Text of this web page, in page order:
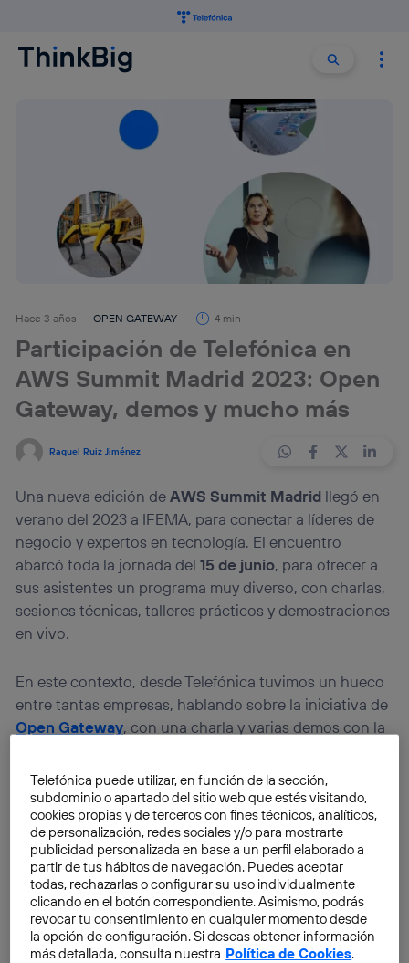
Buscar
Hace 3 años OPEN GATEWAY 4 min
Participación de Telefónica en
AWS Summit Madrid 2023: Open
Gateway, demos y mucho más
Raquel Ruiz Jiménez
Una nueva edición deAWS Summit Madrid llegó en
verano del 2023 a IFEMA, para conectar a líderes de
negocio y expertos en tecnología. El encuentro
abarcó toda la jornada del 15 de junio, para ofrecer a
sus asistentes un programa muy diverso, con charlas,
sesiones técnicas, talleres prácticos y demostraciones
en vivo.
En este contexto, desde Telefónica tuvimos un hueco
entre tantas empresas, hablando sobre la iniciativa de
Open Gateway, con una charla y varias demos con la
Telefónica puede utilizar, en función de la sección,
subdominio o apartado del sitio web que estés visitando,
cookies propias y de terceros con fines técnicos, analíticos,
de personalización, redes sociales y/o para mostrarte
publicidad personalizada en base a un perfil elaborado a
partir de tus hábitos de navegación. Puedes aceptar
todas, rechazarlas o configurar su uso individualmente
clicando en el botón correspondiente. Asimismo, podrás
revocar tu consentimiento en cualquier momento desde
la opción de configuración. Si deseas obtener información
más detallada, consulta nuestra Política de Cookies.